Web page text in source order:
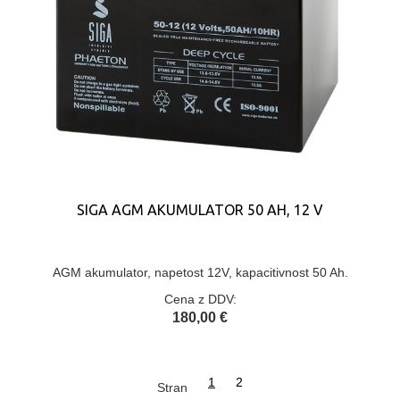
SIGA AGM AKUMULATOR 50 AH, 12 V
AGM akumulator, napetost 12V, kapacitivnost 50 Ah.
Cena z DDV:
180,00 €
Stran 1 2